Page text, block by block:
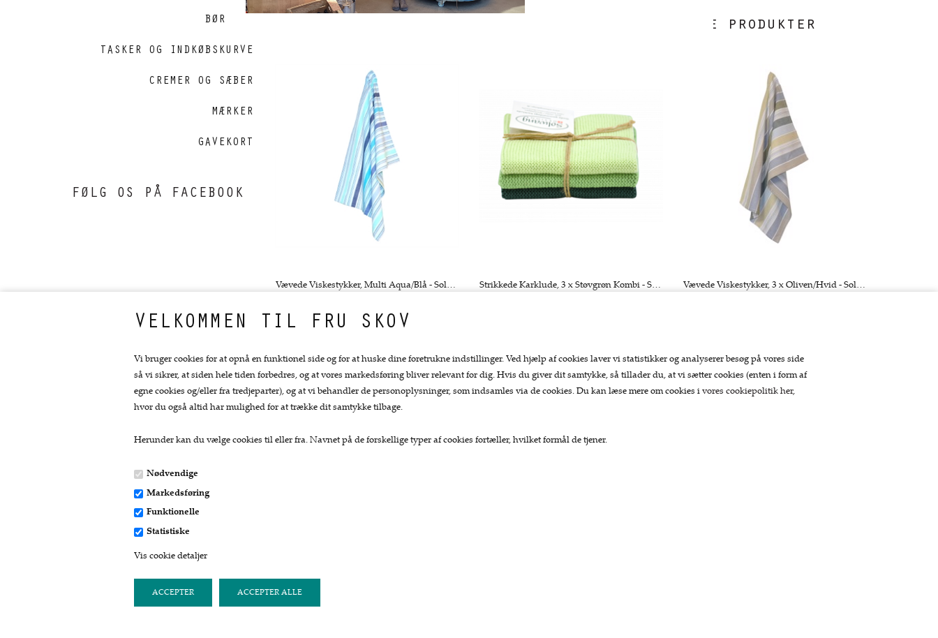
VELKOMMEN TIL FRU SKOV
Vi bruger cookies for at opnå en funktionel side og for at huske dine foretrukne indstillinger. Ved hjælp af cookies laver vi statistikker og analyserer besøg på vores side
så vi sikrer, at siden hele tiden forbedres, og at vores markedsføring bliver relevant for dig. Hvis du giver dit samtykke, så tillader du, at vi sætter cookies (enten i form af
egne cookies og/eller fra tredjeparter), og at vi behandler de personoplysninger, som indsamles via de cookies. Du kan læse mere om cookies i vores cookiepolitik her,
hvor du også altid har mulighed for at trække dit samtykke tilbage.
Herunder kan du vælge cookies til eller fra. Navnet på de forskellige typer af cookies fortæller, hvilket formål de tjener.
Nødvendige
Markedsføring
Funktionelle
Statistiske
Vis cookie detaljer
BØRSTER
TASKER OG INDKØBSKURVE
CREMER OG SÆBER
MÆRKER
GAVEKORT
FØLG OS PÅ FACEBOOK
Måske er du også interesseret i følgende produkter
Vævede Viskestykker, Multi Aqua/Blå - Solwang
Strikkede Karklude, 3 x Støvgrøn Kombi - Solwang
Vævede Viskestykker, 3 x Oliven/Hvid - Solwang
8740 Brædstrup